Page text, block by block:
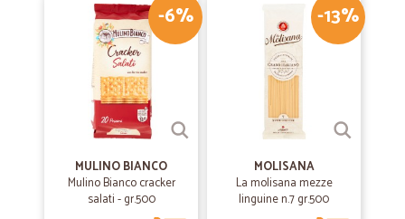
-6%
MULINO BIANCO
Mulino Bianco cracker
salati - gr.500
-13%
MOLISANA
La molisana mezze
linguine n.7 gr.500